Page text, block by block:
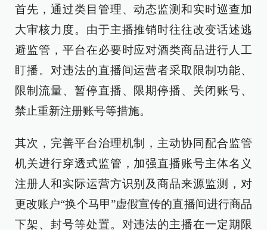
首先，通过类目管理、动态监测和实时巡查加
大审核力度。由于主播推销时往往改变话述逃
避监管，平台在必要时应对酒类商品进行人工
盯播。对违法的直播间运营者采取限制功能、
限制流量、暂停直播、限期停播、关闭账号、
禁止重新注册账号等措施。
其次，完善平台治理机制，主动协同配合监管
机关进行穿透式监管，加强直播账号主体名义
注册人和实际运营方识别及商品来源监测，对
更改账户“换个马甲”虚假宣传的直播间进行商品
下架、封号等处置。对违法的主播在一定期限